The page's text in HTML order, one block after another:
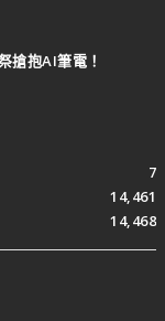
搶抱AI筆電！
7
14,461
14,468